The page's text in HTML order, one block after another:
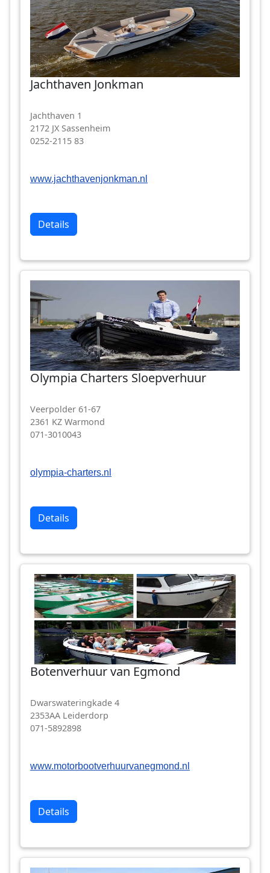
Jachthaven Jonkman
Jachthaven 1
2172 JX Sassenheim
0252-2115 83
www.jachthavenjonkman.nl
Details
Olympia Charters Sloepverhuur
Veerpolder 61-67
2361 KZ Warmond
071-3010043
olympia-charters.nl
Details
Botenverhuur van Egmond
Dwarswateringkade 4
2353AA Leiderdorp
071-5892898
www.motorbootverhuurvanegmond.nl
Details